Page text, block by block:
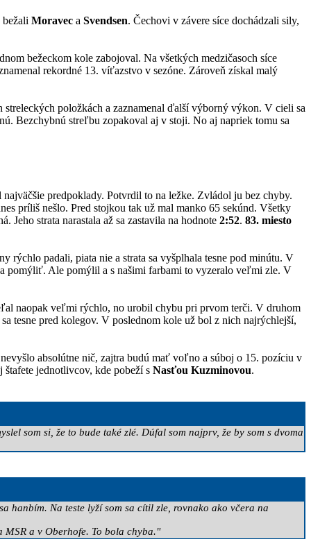
Moravec a Svendsen. Čechovi v závere síce dochádzali sily,
bežeckom kole zabojoval. Na všetkých medzičasoch síce
rekordné 13. víťazstvo v sezóne. Zároveň získal malý
položkách a zaznamenal ďalší výborný výkon. V cieli sa
Bezchybnú streľbu zopakoval aj v stoji. No aj napriek tomu sa
predpoklady. Potvrdil to na ležke. Zvládol ju bez chyby.
príliš nešlo. Pred stojkou tak už mal manko 65 sekúnd. Všetky
strata narastala až sa zastavila na hodnote 2:52. 83. miesto
rýchlo padali, piata nie a strata sa vyšplhala tesne pod minútu. V
pomýliť. Ale pomýlil a s našimi farbami to vyzeralo veľmi zle. V
naopak veľmi rýchlo, no urobil chybu pri prvom terči. V druhom
tesne pred kolegov. V poslednom kole už bol z nich najrýchlejší,
absolútne nič, zajtra budú mať voľno a súboj o 15. pozíciu v
jednotlivcov, kde pobeží s Nasťou Kuzminovou.
som si, že to bude také zlé. Dúfal som najprv, že by som s dvoma
hanbím. Na teste lyží som sa cítil zle, rovnako ako včera na
a v Oberhofe. To bola chyba."